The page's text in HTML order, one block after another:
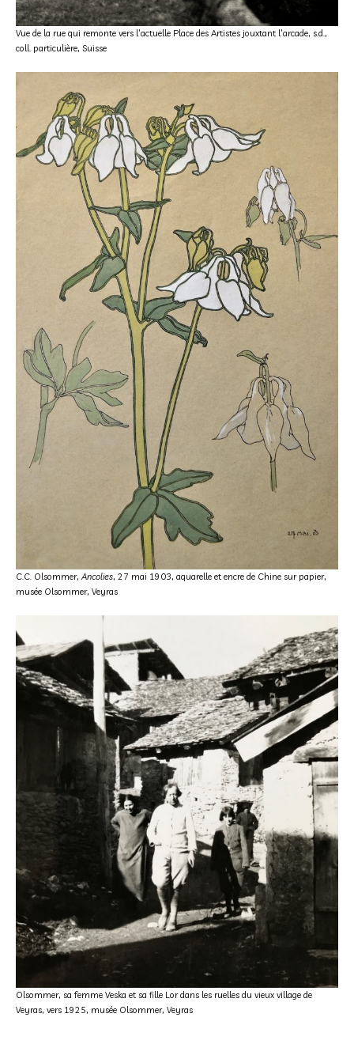
Vue de la rue qui remonte vers l’actuelle Place des Artistes jouxtant l’arcade, s.d.,
coll. particulière, Suisse
C.C. Olsommer,Ancolies, 27 mai 1903, aquarelle et encre de Chine sur papier,
musée Olsommer, Veyras
Olsommer, sa femme Veska et sa fille Lor dans les ruelles du vieux village de
Veyras, vers 1925, musée Olsommer, Veyras